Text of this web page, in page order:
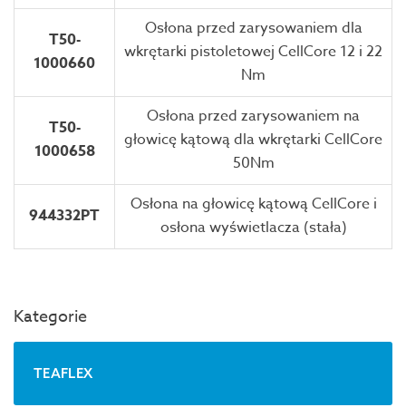
T50-
1000660
Osłona przed zarysowaniem dla
wkrętarki pistoletowej CellCore 12 i 22
Nm
T50-
1000658
Osłona przed zarysowaniem na
głowicę kątową dla wkrętarki CellCore
50Nm
944332PT
Osłona na głowicę kątową CellCore i
osłona wyświetlacza (stała)
Kategorie
TEAFLEX